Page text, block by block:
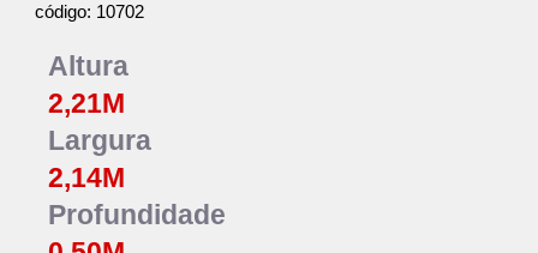
código: 10702
Altura
2,21M
Largura
2,14M
Profundidade